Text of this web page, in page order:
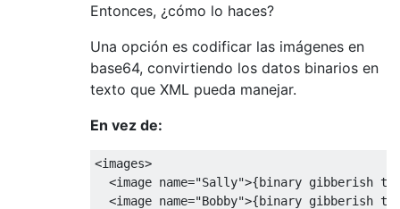
Entonces, ¿cómo lo haces?
Una opción es codificar las imágenes en
base64, convirtiendo los datos binarios en
texto que XML pueda manejar.
En vez de:
<images>
<image name="Sally">{binary gibberish
<image name="Bobby">{binary gibberish